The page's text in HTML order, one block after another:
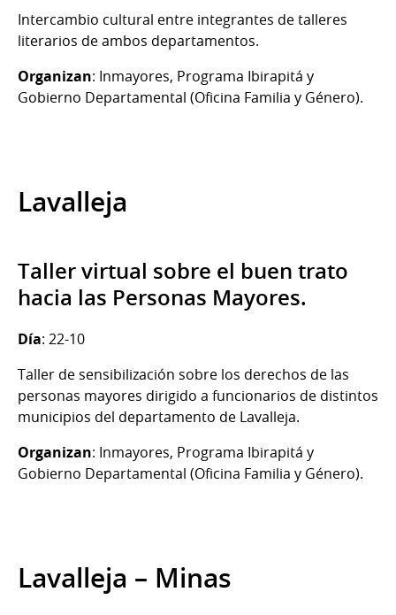
Intercambio cultural entre integrantes de talleres
literarios de ambos departamentos.
Organizan: Inmayores, Programa Ibirapitá y
Gobierno Departamental (Oficina Familia y Género).
Lavalleja
Taller virtual sobre el buen trato
hacia las Personas Mayores.
Día: 22-10
Taller de sensibilización sobre los derechos de las
personas mayores dirigido a funcionarios de distintos
municipios del departamento de Lavalleja.
Organizan: Inmayores, Programa Ibirapitá y
Gobierno Departamental (Oficina Familia y Género).
Lavalleja – Minas